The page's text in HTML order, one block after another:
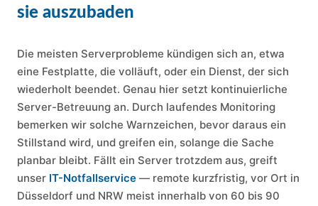
sie auszubaden
Die meisten Serverprobleme kündigen sich an, etwa
eine Festplatte, die volläuft, oder ein Dienst, der sich
wiederholt beendet. Genau hier setzt kontinuierliche
Server-Betreuung an. Durch laufendes Monitoring
bemerken wir solche Warnzeichen, bevor daraus ein
Stillstand wird, und greifen ein, solange die Sache
planbar bleibt. Fällt ein Server trotzdem aus, greift
unser IT-Notfallservice — remote kurzfristig, vor Ort in
Düsseldorf und NRW meist innerhalb von 60 bis 90